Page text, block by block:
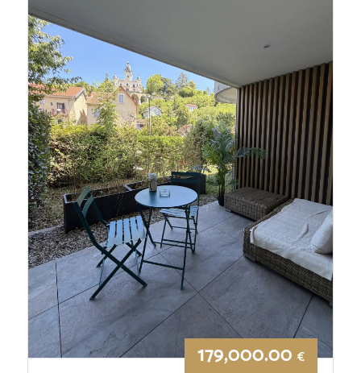
179,000.00€